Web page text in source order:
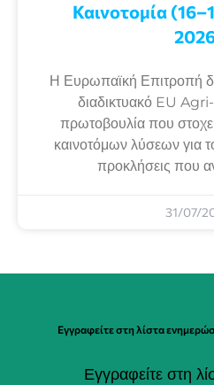
Καινοτομία
Η Ευρωπαϊκή Επιτροπή
διαδικτυακό EU
πρωτοβουλία που
καινοτόμων λύσεων για
προκλήσεις που
31/07/
Εγγραφείτε στη λίστα
Εγγραφείτε στη